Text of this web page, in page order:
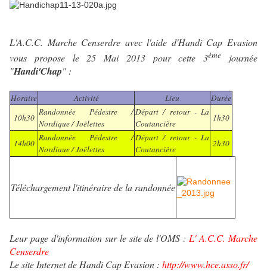
L'A.C.C. Marche Censerdre avec l'aide d'Handi Cap Evasion
vous propose le 25 Mai 2013 pour cette 3ème journée
"Handi'Chap" :
Horaire Activité Lieu
Durée
10h30
Randonnée Pédestre /
Nordique / Joëlettes
Départ / retour - La
Coutancière
1h30
14h00
Randonnée Pédestre /
Nordiaue / Joëlettes
Départ / retour - La
Coutancière
2h30
Téléchargement l'itinéraire de la randonnée
Leur page d'information sur le site de l'OMS : L' A.C.C. Marche
Censerdre
Le site Internet de Handi Cap Evasion : http://www.hce.asso.fr/